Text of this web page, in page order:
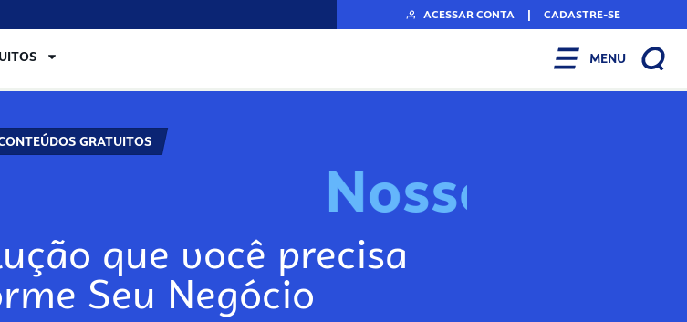
ACESSAR CONTA | CADASTRE-SE
MENU
GRATUITOS
Nosso
que você precisa
Seu Negócio